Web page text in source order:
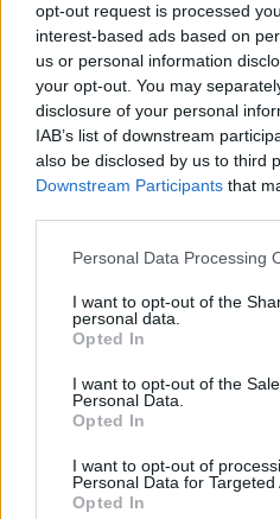
opt-out request is processed
interest-based ads based on
us or personal information
your opt-out. You may
disclosure of your personal
IAB’s list of downstream
also be disclosed by us to third
Downstream Participants that
Personal Data Processing
I want to opt-out of the
personal data.
Opted In
I want to opt-out of the
Personal Data.
Opted In
I want to opt-out of
Personal Data for Targeted
Opted In
Πώς να τον